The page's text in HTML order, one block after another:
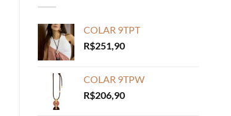
COLAR 9TPT
R$251,90
COLAR 9TPW
R$206,90